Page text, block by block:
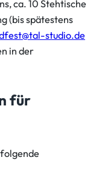
ca. 10 Stehtische
(bis spätestens
studio.de
in der
für